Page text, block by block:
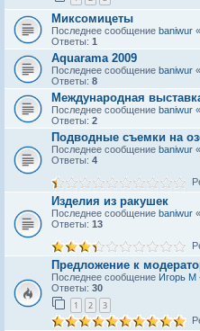
Миксомицеты
Последнее сообщение baniwur «
Ответы: 1
Aquarama 2009
Последнее сообщение baniwur «
Ответы: 8
Международная
Последнее сообщение baniwur «
Ответы: 2
Подводные съемки на
Последнее сообщение baniwur «
Ответы: 4
Изделия из ракушек
Последнее сообщение baniwur «
Ответы: 13
Предложение к
Последнее сообщение Игорь М
Ответы: 30
1 2 3